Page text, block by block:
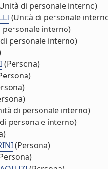
di personale interno)
(Unità di personale
personale interno)
personale interno)
(Persona)
di personale interno)
personale interno)
(Persona)